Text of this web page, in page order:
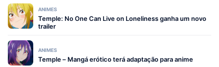
ANIMES
Temple: No One Can Live on Loneliness ganha um novo
trailer
ANIMES
Temple – Mangá erótico terá adaptação para anime